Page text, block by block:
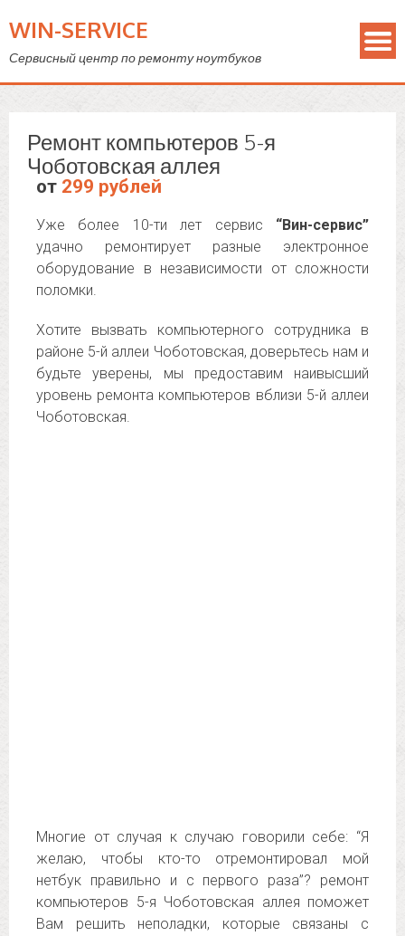
WIN-SERVICE
Сервисный центр по ремонту ноутбуков
Ремонт компьютеров 5-я
Чоботовская аллея
от 299 рублей
Уже более 10-ти лет сервис “Вин-сервис”
удачно ремонтирует разные электронное
оборудование в независимости от сложности
поломки.
Хотите вызвать компьютерного сотрудника в
районе 5-й аллеи Чоботовская, доверьтесь нам и
будьте уверены, мы предоставим наивысший
уровень ремонта компьютеров вблизи 5-й аллеи
Чоботовская.
Многие от случая к случаю говорили себе: “Я
желаю, чтобы кто-то отремонтировал мой
нетбук правильно и с первого раза”? ремонт
компьютеров 5-я Чоботовская аллея поможет
Вам решить неполадки, которые связаны с